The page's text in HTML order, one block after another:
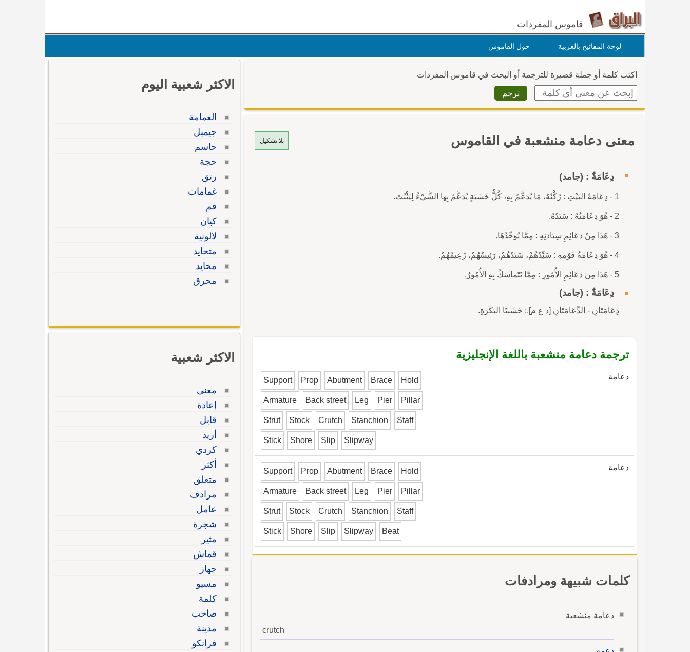
قاموس المفردات
لوحة المفاتيح بالعربية حول القاموس
اكتب كلمة أو جملة قصيرة للترجمة أو البحث في قاموس المفردات
بلا تشكيل معنى دعامة منشعبة في القاموس
دِعَامَةٌ : (جامد)
1 - دِعَامَةُ البَيْتِ : رُكْنُهُ، مَا يُدَعَّمُ بِهِ، كُلُّ خَشَبَةٍ يُدَعَّمُ بِها الشَّيْءُ لِيَثْبُتَ.
2 - هُوَ دِعَامَتُهُ : سَنَدُهُ.
3 - هَذَا مِنْ دَعَائِمِ سِيَادَتِهِ : مِمَّا يُوَحِّدُهَا.
4 - هُوَ دِعَامَةُ قَوْمِهِ : سَيِّدُهُمْ، سَنَدُهُمْ، رَئِيسُهُمْ، زَعِيمُهُمْ.
5 - هَذَا مِن دَعَائِمِ الأُمُورِ : مِمَّا تَتَماسَكُ بِهِ الأُمُورُ.
دِعَامَةٌ : (جامد)
دِعَامَتَانِ - الدِّعَامَتَانِ [د ع م].: خَشَبتَا البَكَرَةِ.
ترجمة دعامة منشعبة باللغة الإنجليزية
دعامة Support Prop Abutment Brace Hold
Armature Back street Leg Pier Pillar
Strut Stock Crutch Stanchion Staff
Stick Shore Slip Slipway
دعامة Support Prop Abutment Brace Hold
Armature Back street Leg Pier Pillar
Strut Stock Crutch Stanchion Staff
Stick Shore Slip Slipway Beat
كلمات شبيهة ومرادفات
دعامة منشعبة
crutch
الاكثر شعبية اليوم
الغمامة
جيمبل
حاسم
حجة
رتق
غمامات
قم
كيان
لالونية
متحايد
محايد
محرق
الاكثر شعبية
معنى
إعادة
قابل
أريد
كردي
أكثر
متعلق
مرادف
عامل
شجرة
مثير
قماش
جهاز
مسيو
كلمة
صاحب
مدينة
فرانكو